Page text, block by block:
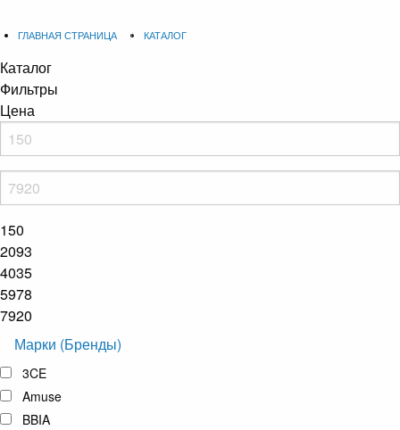
ГЛАВНАЯ СТРАНИЦА КАТАЛОГ
Каталог
Фильтры
Цена
150
2093
4035
5978
7920
Марки (Бренды)
3CE
Amuse
BBIA